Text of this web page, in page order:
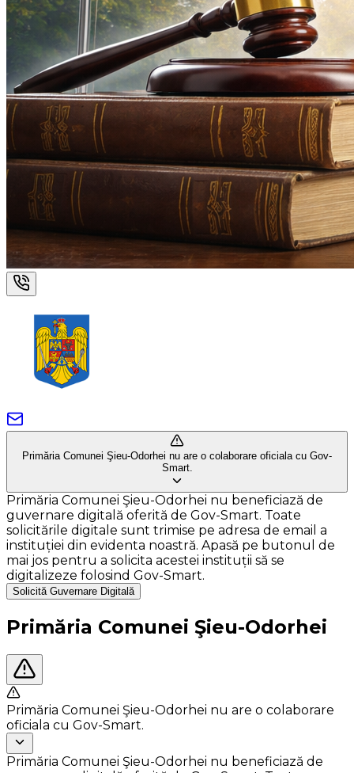
Primăria Comunei Şieu-Odorhei nu are o colaborare oficiala cu Gov-
Smart.
Primăria Comunei Şieu-Odorhei nu beneficiază de
guvernare digitală oferită de Gov-Smart. Toate
solicitările digitale sunt trimise pe adresa de email a
instituției din evidenta noastră. Apasă pe butonul de
mai jos pentru a solicita acestei instituții să se
digitalizeze folosind Gov-Smart.
Solicită Guvernare Digitală
Primăria Comunei Şieu-Odorhei
Primăria Comunei Şieu-Odorhei nu are o colaborare
oficiala cu Gov-Smart.
Primăria Comunei Şieu-Odorhei nu beneficiază de